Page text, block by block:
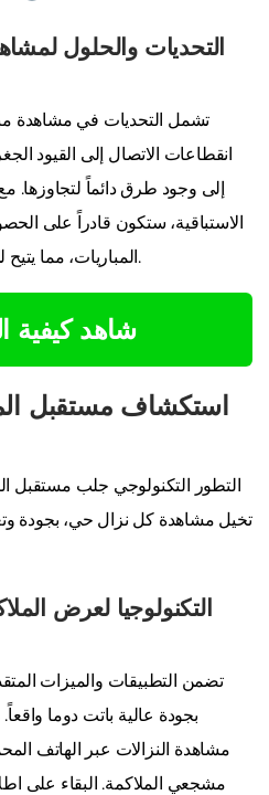
التحديات والحلول
تشمل التحديات في مشاهدة
انقطاعات الاتصال إلى القيود
إلى وجود طرق دائماً لتجاوزها. مع
الاستباقية، ستكون قادراً على
المباريات، مما يتيح لك متابعة كل نزال، جولة بجولة.
شاهد كيفية
استكشاف مستقبل
التطور التكنولوجي جلب مستقبل
تخيل مشاهدة كل نزال حي، بجودة
التكنولوجيا لعرض
تضمن التطبيقات والميزات
بجودة عالية باتت دوما
مشاهدة النزالات عبر الهاتف
مشجعي الملاكمة. البقاء على